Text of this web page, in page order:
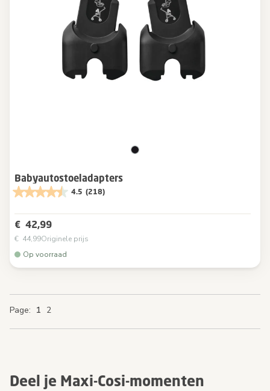
Babyautostoeladapters
4.5 (218)
€ 42,99
€ 44,99Originele prijs
Op voorraad
Page You're currently reading page
1 Page
2
Deel je Maxi-Cosi-momenten